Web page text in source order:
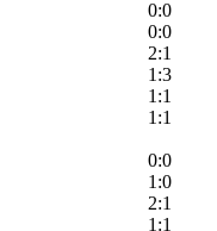
0:0
0:0
2:1
1:3
1:1
1:1
0:0
1:0
2:1
1:1